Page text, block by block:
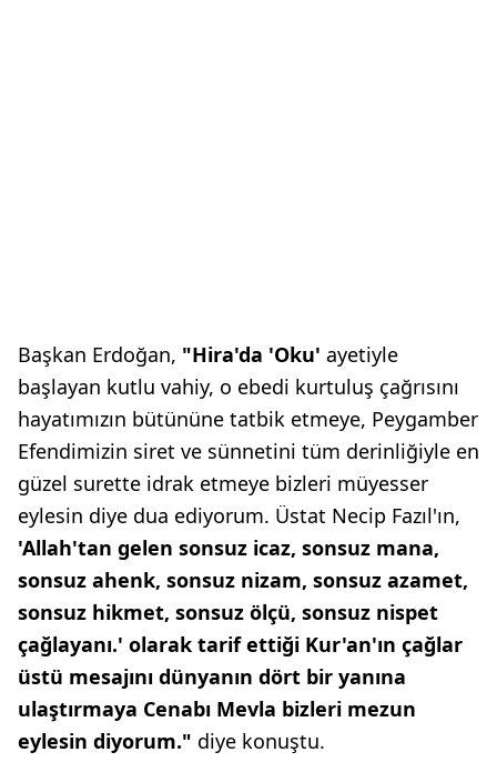
Başkan Erdoğan, "Hira'da 'Oku' ayetiyle
başlayan kutlu vahiy, o ebedi kurtuluş çağrısını
hayatımızın bütününe tatbik etmeye, Peygamber
Efendimizin siret ve sünnetini tüm derinliğiyle en
güzel surette idrak etmeye bizleri müyesser
eylesin diye dua ediyorum. Üstat Necip Fazıl'ın,
'Allah'tan gelen sonsuz icaz, sonsuz mana,
sonsuz ahenk, sonsuz nizam, sonsuz azamet,
sonsuz hikmet, sonsuz ölçü, sonsuz nispet
çağlayanı.' olarak tarif ettiği Kur'an'ın çağlar
üstü mesajını dünyanın dört bir yanına
ulaştırmaya Cenabı Mevla bizleri mezun
eylesin diyorum." diye konuştu.